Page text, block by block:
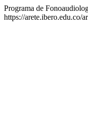
Programa de
https://arete.ibero.edu.co/